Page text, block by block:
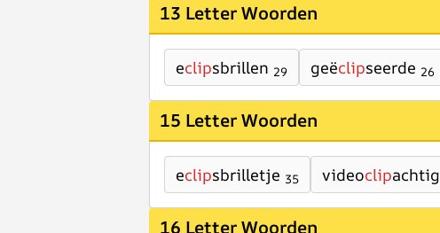
13 Letter Woorden
eclipsbrillen 29 geëclipseerde 26
15 Letter Woorden
eclipsbrilletje 35 videoclipachtig
16 Letter Woorden